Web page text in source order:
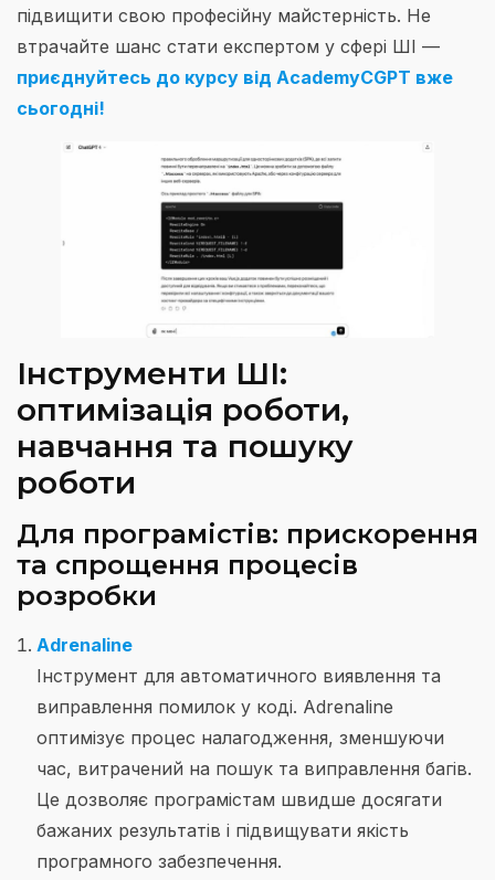
підвищити свою професійну майстерність. Не
втрачайте шанс стати експертом у сфері ШІ —
приєднуйтесь до курсу від AcademyCGPT вже
сьогодні!
Інструменти ШІ:
оптимізація роботи,
навчання та пошуку
роботи
Для програмістів: прискорення
та спрощення процесів
розробки
Adrenaline
Інструмент для автоматичного виявлення та
виправлення помилок у коді. Adrenaline
оптимізує процес налагодження, зменшуючи
час, витрачений на пошук та виправлення багів.
Це дозволяє програмістам швидше досягати
бажаних результатів і підвищувати якість
програмного забезпечення.